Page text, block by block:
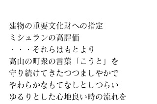
建物の重要文化財への指定
ミシュランの高評価
・・・それらはもとより
高山の町衆の言葉「こうと」を
守り続けてきたつつましやかで
やわらかなもてなしとしつらい
ゆるりとした心地良い時の流れを